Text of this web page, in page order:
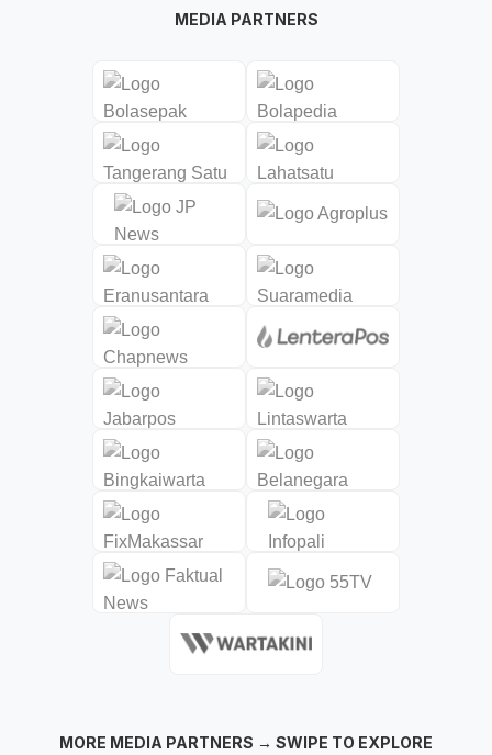
MEDIA PARTNERS
MORE MEDIA PARTNERS → SWIPE TO EXPLORE